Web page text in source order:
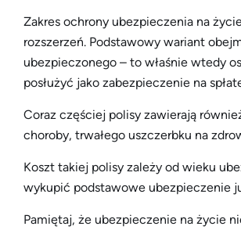
Zakres ochrony ubezpieczenia na
rozszerzeń. Podstawowy wariant
ubezpieczonego – to właśnie wtedy
posłużyć jako zabezpieczenie na
Coraz częściej polisy zawierają
choroby, trwałego uszczerbku na
Koszt takiej polisy zależy od wieku
wykupić podstawowe ubezpieczenie
Pamiętaj, że ubezpieczenie na życie